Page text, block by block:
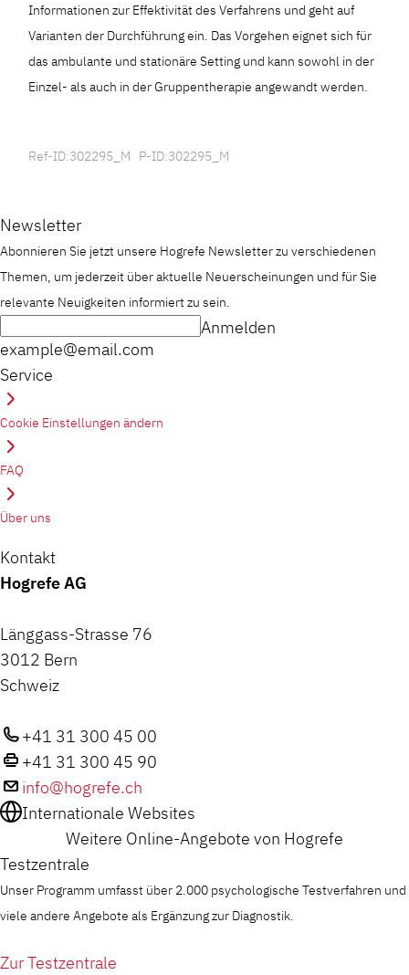
Informationen zur Effektivität des Verfahrens und geht auf
Varianten der Durchführung ein. Das Vorgehen eignet sich für
das ambulante und stationäre Setting und kann sowohl in der
Einzel- als auch in der Gruppentherapie angewandt werden.
Ref-ID:302295_M P-ID:302295_M
Newsletter
Abonnieren Sie jetzt unsere Hogrefe Newsletter zu verschiedenen
Themen, um jederzeit über aktuelle Neuerscheinungen und für Sie
relevante Neuigkeiten informiert zu sein.
example@email.com
Anmelden
Service
Cookie Einstellungen ändern
FAQ
Über uns
Kontakt
Hogrefe AG
Länggass-Strasse 76
3012 Bern
Schweiz
+41 31 300 45 00
+41 31 300 45 90
info@hogrefe.ch
Internationale Websites
Weitere Online-Angebote von Hogrefe
Testzentrale
Unser Programm umfasst über 2.000 psychologische Testverfahren und
viele andere Angebote als Ergänzung zur Diagnostik.
Zur Testzentrale